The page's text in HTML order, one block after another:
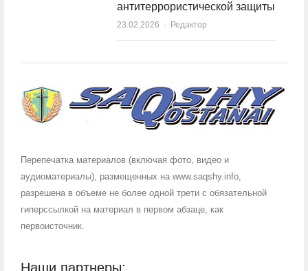
антитеррористической защиты
23.02.2026 Author
Редактор
Перепечатка материалов (включая фото, видео и
аудиоматериалы), размещенных на www.saqshy.info,
разрешена в объеме не более одной трети с обязательной
гиперссылкой на материал в первом абзаце, как
первоисточник.
Наши партнеры: